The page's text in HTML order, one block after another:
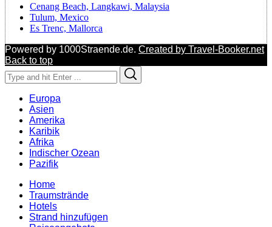
Cenang Beach, Langkawi, Malaysia
Tulum, Mexico
Es Trenc, Mallorca
Powered by 1000Straende.de. Created by Travel-Booker.net
Back to top
Search
for:
Europa
Asien
Amerika
Karibik
Afrika
Indischer Ozean
Pazifik
Home
Traumstrände
Hotels
Strand hinzufügen